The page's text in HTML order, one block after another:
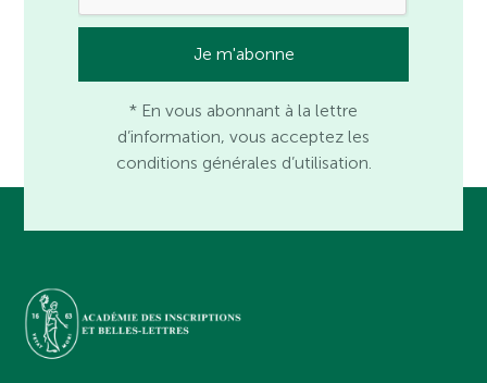
* En vous abonnant à la lettre
d’information, vous acceptez les
conditions générales d’utilisation.